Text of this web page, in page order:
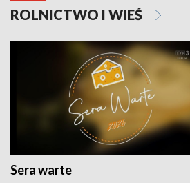
ROLNICTWO I WIEŚ
Sera warte